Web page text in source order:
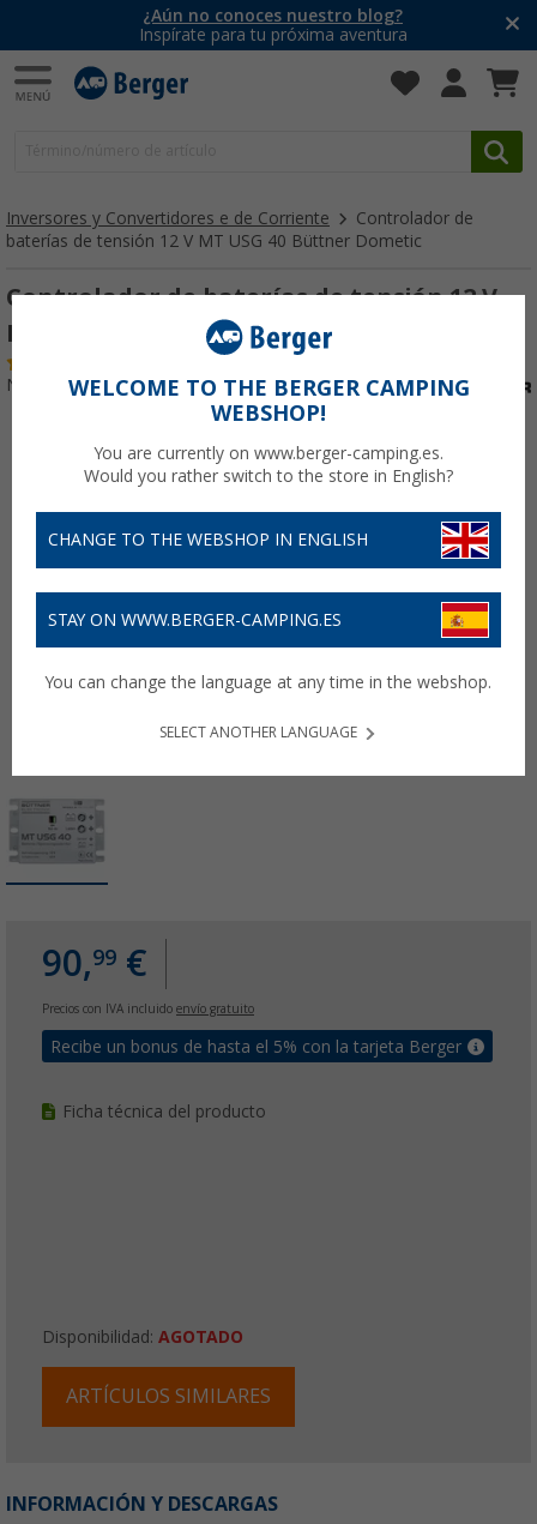
¿Aún no conoces nuestro blog?
Inspírate para tu próxima aventura
Inversores y Convertidores e de Corriente
Controlador de
baterías de tensión 12 V MT USG 40 Büttner Dometic
Controlador de baterías de tensión 12 V
MT USG 40 Büttner Dometic
Nº de artículo 235080
90,99 €
Precios con IVA incluido envío gratuito
Recibe un bonus de hasta el 5% con la tarjeta Berger
Ficha técnica del producto
Disponibilidad: AGOTADO
ARTÍCULOS SIMILARES
INFORMACIÓN Y DESCARGAS
WELCOME TO THE BERGER CAMPING
WEBSHOP!
You are currently on www.berger-camping.es.
Would you rather switch to the store in English?
CHANGE TO THE WEBSHOP IN ENGLISH
STAY ON WWW.BERGER-CAMPING.ES
You can change the language at any time in the webshop.
SELECT ANOTHER LANGUAGE